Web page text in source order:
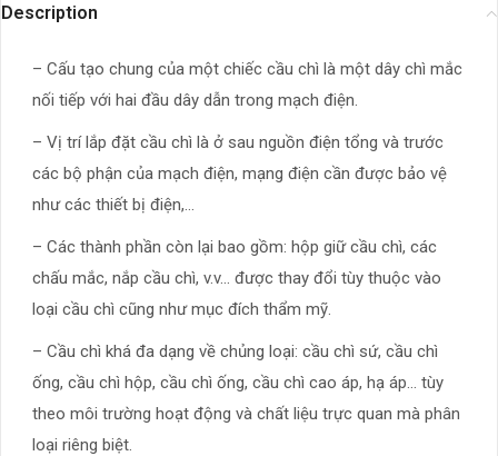
Description
– Cấu tạo chung của một chiếc cầu chì là một dây chì mắc
nối tiếp với hai đầu dây dẫn trong mạch điện.
– Vị trí lắp đặt cầu chì là ở sau nguồn điện tổng và trước
các bộ phận của mạch điện, mạng điện cần được bảo vệ
như các thiết bị điện,…
– Các thành phần còn lại bao gồm: hộp giữ cầu chì, các
chấu mắc, nắp cầu chì, v.v… được thay đổi tùy thuộc vào
loại cầu chì cũng như mục đích thẩm mỹ.
– Cầu chì khá đa dạng về chủng loại: cầu chì sứ, cầu chì
ống, cầu chì hộp, cầu chì ống, cầu chì cao áp, hạ áp… tùy
theo môi trường hoạt động và chất liệu trực quan mà phân
loại riêng biệt.